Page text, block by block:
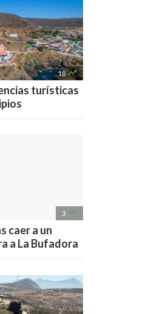
10 
turísticas
3 
caer a un
a La Bufadora